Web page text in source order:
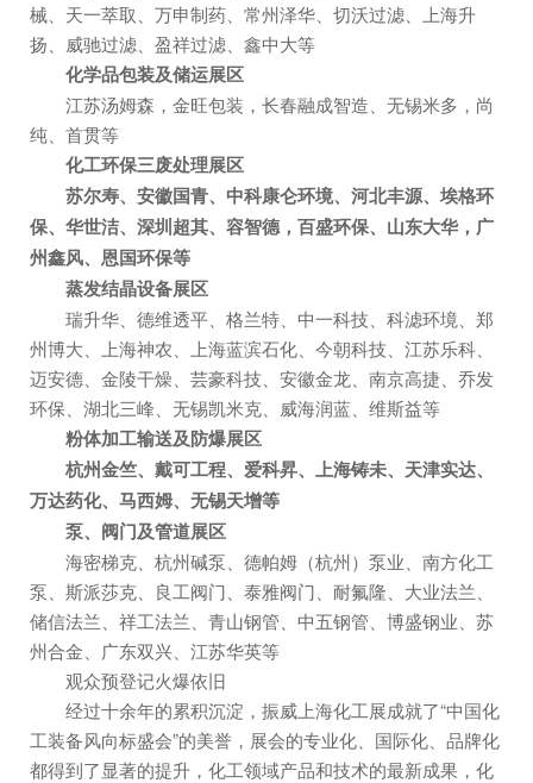
械、天一萃取、万申制药、常州泽华、切沃过滤、上海升
扬、威驰过滤、盈祥过滤、鑫中大等
化学品包装及储运展区
江苏汤姆森，金旺包装，长春融成智造、无锡米多，尚
纯、首贯等
化工环保三废处理展区
苏尔寿、安徽国青、中科康仑环境、河北丰源、埃格环
保、华世洁、深圳超其、容智德，百盛环保、山东大华，广
州鑫风、恩国环保等
蒸发结晶设备展区
瑞升华、德维透平、格兰特、中一科技、科滤环境、郑
州博大、上海神农、上海蓝滨石化、今朝科技、江苏乐科、
迈安德、金陵干燥、芸豪科技、安徽金龙、南京高捷、乔发
环保、湖北三峰、无锡凯米克、威海润蓝、维斯益等
粉体加工输送及防爆展区
杭州金竺、戴可工程、爱科昇、上海铸未、天津实达、
万达药化、马西姆、无锡天增等
泵、阀门及管道展区
海密梯克、杭州碱泵、德帕姆（杭州）泵业、南方化工
泵、斯派莎克、良工阀门、泰雅阀门、耐氟隆、大业法兰、
储信法兰、祥工法兰、青山钢管、中五钢管、博盛钢业、苏
州合金、广东双兴、江苏华英等
观众预登记火爆依旧
经过十余年的累积沉淀，振威上海化工展成就了“中国化
工装备风向标盛会”的美誉，展会的专业化、国际化、品牌化
都得到了显著的提升，化工领域产品和技术的最新成果，化